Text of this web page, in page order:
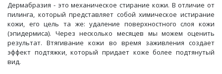
Дермабразия - это механическое стирание кожи. В отличие от
пилинга, который представляет собой химическое истирание
кожи, его цель та же: удаление поверхностного слоя кожи
(эпидермиса). Через несколько месяцев мы можем оценить
результат. Втягивание кожи во время заживления создает
эффект подтяжки, который придает коже более подтянутый
вид.